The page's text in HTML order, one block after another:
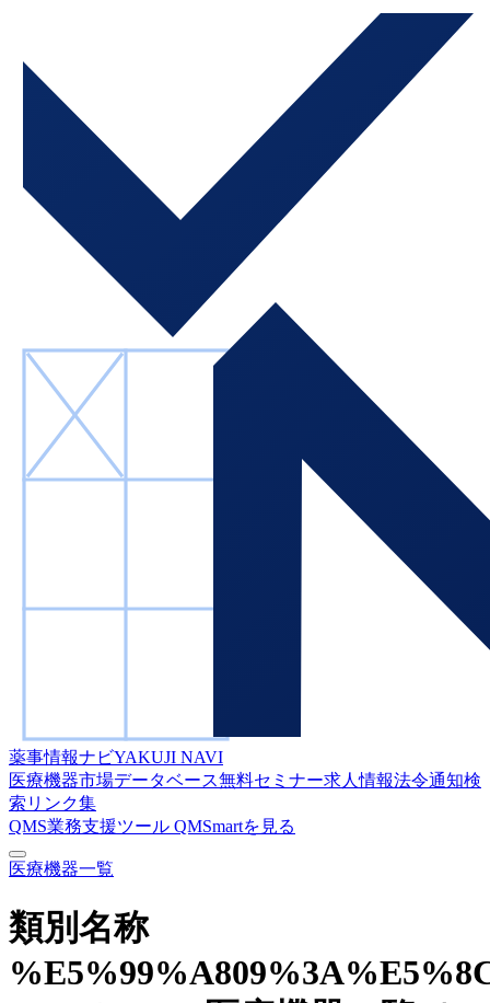
薬事情報ナビYAKUJI NAVI
医療機器市場データベース無料セミナー求人情報法令通知検
索 リンク集
QMS業務支援ツール QMSmartを見る
医療機器一覧
類別名称